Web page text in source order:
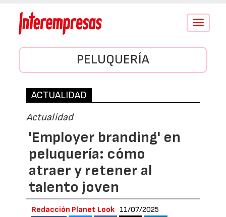
Conmutar
PELUQUERÍA
ACTUALIDAD
Actualidad
'Employer branding' en
peluquería: cómo
atraer y retener al
talento joven
Redacción Planet Look 11/07/2025